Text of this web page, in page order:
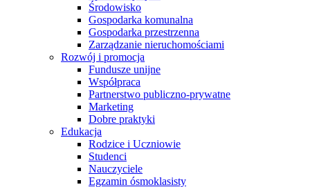
Środowisko
Gospodarka komunalna
Gospodarka przestrzenna
Zarządzanie nieruchomościami
Rozwój i promocja
Fundusze unijne
Współpraca
Partnerstwo publiczno-prywatne
Marketing
Dobre praktyki
Edukacja
Rodzice i Uczniowie
Studenci
Nauczyciele
Egzamin ósmoklasisty